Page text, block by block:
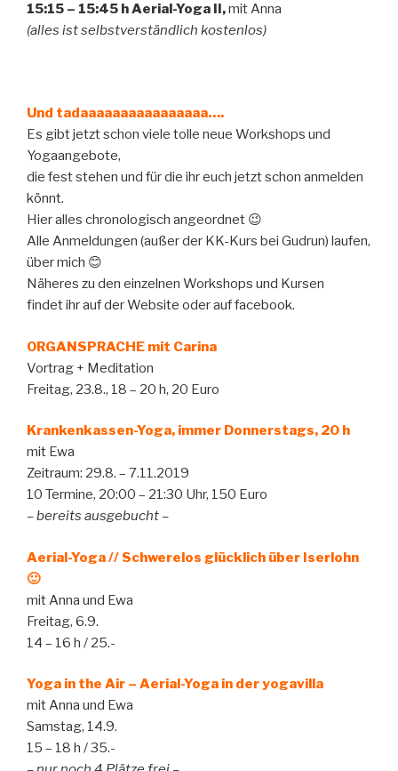
15:15 – 15:45 h Aerial-Yoga II,mit Anna
(alles ist selbstverständlich kostenlos)
Und tadaaaaaaaaaaaaaaaa….
Es gibt jetzt schon viele tolle neue Workshops und
Yogaangebote,
die fest stehen und für die ihr euch jetzt schon anmelden
könnt.
Hier alles chronologisch angeordnet 😉
Alle Anmeldungen (außer der KK-Kurs bei Gudrun) laufen,
über mich 😊
Näheres zu den einzelnen Workshops und Kursen
findet ihr auf der Website oder auf facebook.
ORGANSPRACHE mit Carina
Vortrag + Meditation
Freitag, 23.8., 18 – 20 h, 20 Euro
Krankenkassen-Yoga, immer Donnerstags, 20 h
mit Ewa
Zeitraum: 29.8. – 7.11.2019
10 Termine, 20:00 – 21:30 Uhr, 150 Euro
– bereits ausgebucht –
Aerial-Yoga // Schwerelos glücklich über Iserlohn
🙂
mit Anna und Ewa
Freitag, 6.9.
14 – 16 h / 25.-
Yoga in the Air – Aerial-Yoga in der yogavilla
mit Anna und Ewa
Samstag, 14.9.
15 – 18 h / 35.-